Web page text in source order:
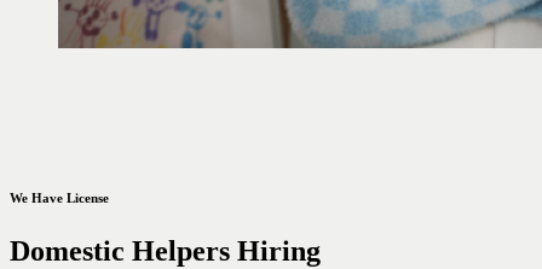
We Have License
Domestic Helpers Hiring